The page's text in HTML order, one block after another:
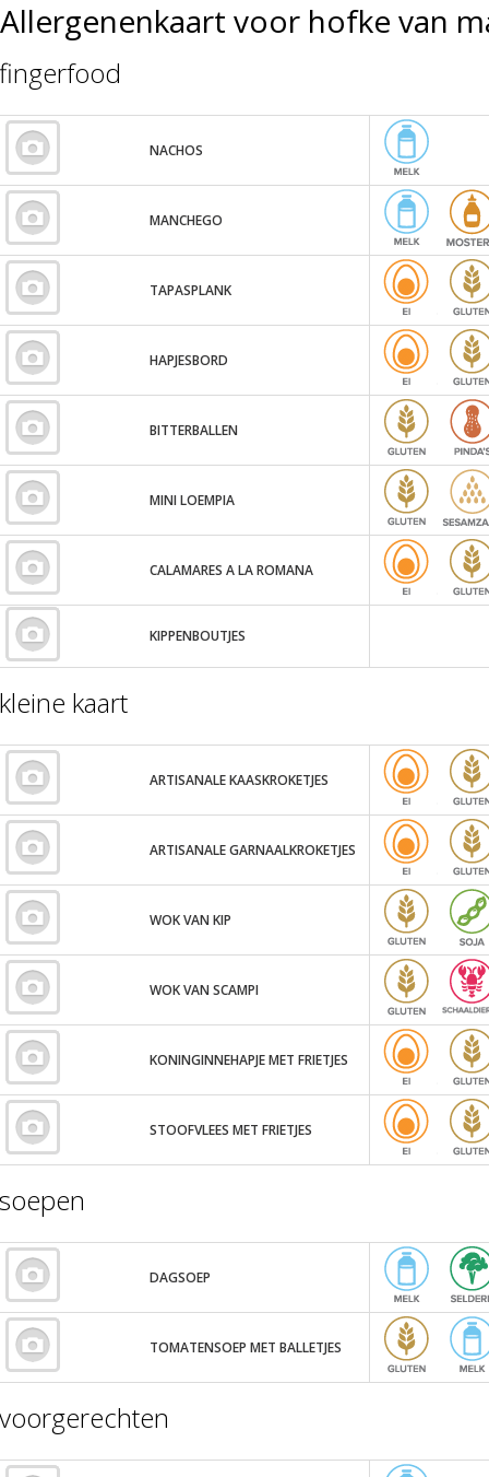
Allergenenkaart voor hofke van
fingerfood
NACHOS
MANCHEGO
TAPASPLANK
HAPJESBORD
BITTERBALLEN
MINI LOEMPIA
CALAMARES A LA ROMANA
KIPPENBOUTJES
kleine kaart
ARTISANALE KAASKROKETJES
ARTISANALE GARNAALKROKETJES
WOK VAN KIP
WOK VAN SCAMPI
KONINGINNEHAPJE MET FRIETJES
STOOFVLEES MET FRIETJES
soepen
DAGSOEP
TOMATENSOEP MET BALLETJES
voorgerechten